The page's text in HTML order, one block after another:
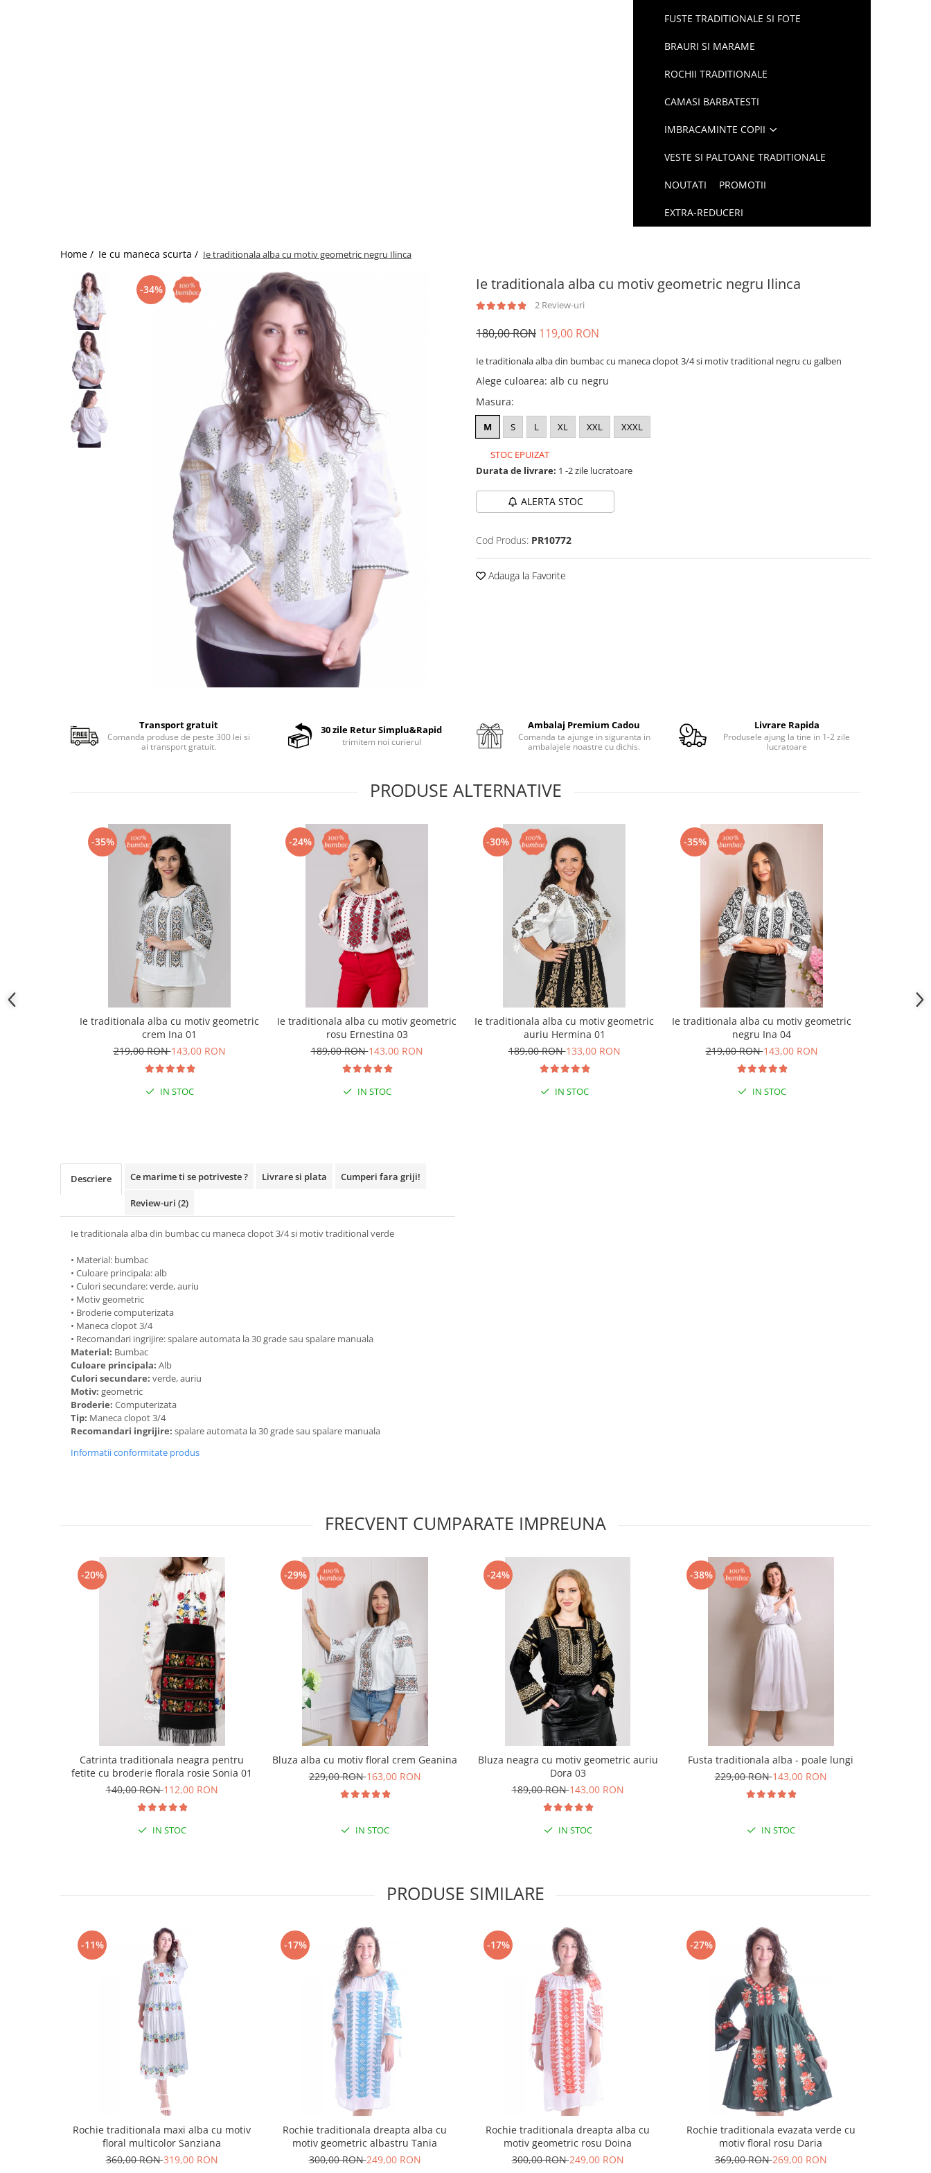
FUSTE TRADITIONALE SI FOTE
BRAURI SI MARAME
ROCHII TRADITIONALE
CAMASI BARBATESTI
IMBRACAMINTE COPII
VESTE SI PALTOANE TRADITIONALE
NOUTATI PROMOTII
EXTRA-REDUCERI
Home / Ie cu maneca scurta / Ie traditionala alba cu motiv geometric negru Ilinca
Ie traditionala alba cu motiv geometric negru Ilinca
2 Review-uri
-34%
180,00 RON 119,00 RON
Ie traditionala alba din bumbac cu maneca clopot 3/4 si motiv traditional negru cu galben
Alege culoarea: alb cu negru
Masura:
M S L XL XXL XXXL
STOC EPUIZAT
Durata de livrare: 1 -2 zile lucratoare
ALERTA STOC
Cod Produs: PR10772
Adauga la Favorite
Transport gratuit
Comanda produse de peste 300 lei si
ai transport gratuit.
30 zile Retur Simplu&Rapid
trimitem noi curierul
Ambalaj Premium Cadou
Comanda ta ajunge in siguranta in
ambalajele noastre cu dichis.
Livrare Rapida
Produsele ajung la tine in 1-2 zile
lucratoare
PRODUSE ALTERNATIVE
-35%
Ie traditionala alba cu motiv geometric
crem Ina 01
219,00 RON143,00 RON
IN STOC
-24%
Ie traditionala alba cu motiv geometric
rosu Ernestina 03
189,00 RON143,00 RON
IN STOC
-30%
Ie traditionala alba cu motiv geometric
auriu Hermina 01
189,00 RON133,00 RON
IN STOC
-35%
Ie traditionala alba cu motiv geometric
negru Ina 04
219,00 RON143,00 RON
IN STOC
Descriere Ce marime ti se potriveste ? Livrare si plata Cumperi fara griji!
Review-uri (2)
Ie traditionala alba din bumbac cu maneca clopot 3/4 si motiv traditional verde
• Material: bumbac
• Culoare principala: alb
• Culori secundare: verde, auriu
• Motiv geometric
• Broderie computerizata
• Maneca clopot 3/4
• Recomandari ingrijire: spalare automata la 30 grade sau spalare manuala
Material: Bumbac
Culoare principala: Alb
Culori secundare: verde, auriu
Motiv: geometric
Broderie: Computerizata
Tip: Maneca clopot 3/4
Recomandari ingrijire: spalare automata la 30 grade sau spalare manuala
Informatii conformitate produs
FRECVENT CUMPARATE IMPREUNA
-20%
Catrinta traditionala neagra pentru
fetite cu broderie florala rosie Sonia 01
140,00 RON112,00 RON
IN STOC
-29%
Bluza alba cu motiv floral crem Geanina
229,00 RON163,00 RON
IN STOC
-24%
Bluza neagra cu motiv geometric auriu
Dora 03
189,00 RON143,00 RON
IN STOC
-38%
Fusta traditionala alba - poale lungi
229,00 RON143,00 RON
IN STOC
PRODUSE SIMILARE
-11%
Rochie traditionala maxi alba cu motiv
floral multicolor Sanziana
360,00 RON319,00 RON
-17%
Rochie traditionala dreapta alba cu
motiv geometric albastru Tania
300,00 RON249,00 RON
-17%
Rochie traditionala dreapta alba cu
motiv geometric rosu Doina
300,00 RON249,00 RON
-27%
Rochie traditionala evazata verde cu
motiv floral rosu Daria
369,00 RON269,00 RON